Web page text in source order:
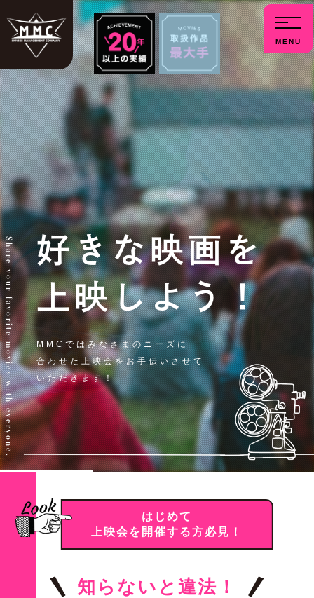
menu
好きな映画を
上映しよう！
MMCではみなさまのニーズに
合わせた 上映会をお手伝いさせて
いただきます！
Share your favorite movies with everyone.
はじめて
上映会を開催する方必見！
知らないと違法！